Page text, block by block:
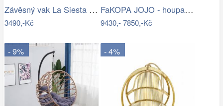
Závěsný vak La Siesta JOKI Outdoor - IN
3490,-Kč
FaKOPA JOJO - houpací křeslo z ratanu…
9430,-7850,-Kč
- 9% - 4%